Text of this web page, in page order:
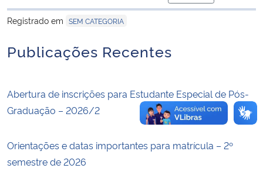
Planalto
para área de
Registrado em SEM CATEGORIA
Publicações Recentes
Abertura de inscrições para Estudante Especial de Pós-
Graduação – 2026/2
Orientações e datas importantes para matrícula – 2º
semestre de 2026